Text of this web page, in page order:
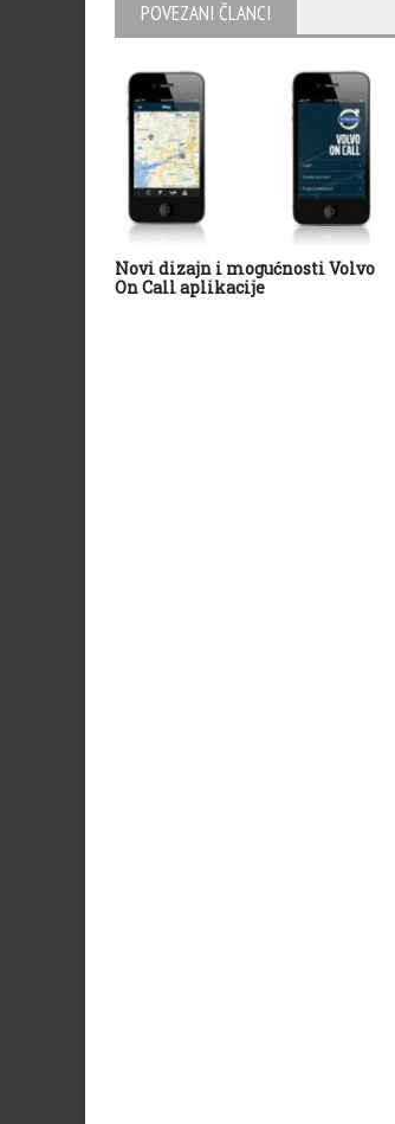
POVEZANI ČLANCI
Novi dizajn i mogućnosti Volvo
On Call aplikacije